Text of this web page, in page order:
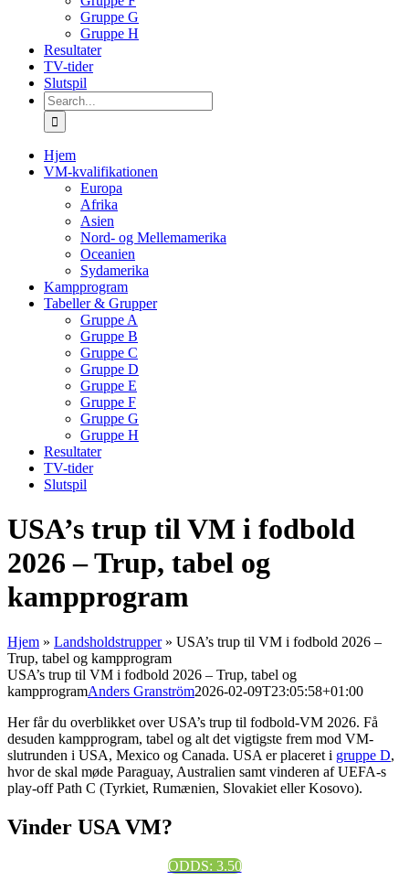
Gruppe G
Gruppe H
Resultater
TV-tider
Slutspil
Search
for:
Hjem
VM-kvalifikationen
Europa
Afrika
Asien
Nord- og Mellemamerika
Oceanien
Sydamerika
Kampprogram
Tabeller & Grupper
Gruppe A
Gruppe B
Gruppe C
Gruppe D
Gruppe E
Gruppe F
Gruppe G
Gruppe H
Resultater
TV-tider
Slutspil
USA’s trup til VM i fodbold
2026 – Trup, tabel og
kampprogram
Hjem » Landsholdstrupper» USA’s trup til VM i fodbold 2026 –
Trup, tabel og kampprogram
USA’s trup til VM i fodbold 2026 – Trup, tabel og
kampprogramAnders Granström2026-02-09T23:05:58+01:00
Her får du overblikket over USA’s trup til fodbold-VM 2026. Få
desuden kampprogram, tabel og alt det vigtigste frem mod VM-
slutrunden i USA, Mexico og Canada. USA er placeret i gruppe D,
hvor de skal møde Paraguay, Australien samt vinderen af UEFA-s
play-off Path C (Tyrkiet, Rumænien, Slovakiet eller Kosovo).
Vinder USA VM?
ODDS: 3.50